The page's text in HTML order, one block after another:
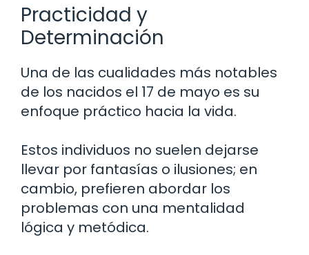
Practicidad y
Determinación
Una de las cualidades más notables
de los nacidos el 17 de mayo es su
enfoque práctico hacia la vida.
Estos individuos no suelen dejarse
llevar por fantasías o ilusiones; en
cambio, prefieren abordar los
problemas con una mentalidad
lógica y metódica.